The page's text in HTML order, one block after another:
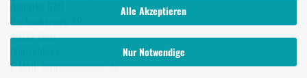
Alle Akzeptieren
Nur Notwendige
Bachackerweg 39
45772 Marl
E-Mail:info@amusiko.de